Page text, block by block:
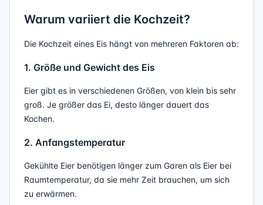
Warum variiert die Kochzeit?
Die Kochzeit eines Eis hängt von mehreren Faktoren ab:
1. Größe und Gewicht des Eis
Eier gibt es in verschiedenen Größen, von klein bis sehr
groß. Je größer das Ei, desto länger dauert das
Kochen.
2. Anfangstemperatur
Gekühlte Eier benötigen länger zum Garen als Eier bei
Raumtemperatur, da sie mehr Zeit brauchen, um sich
zu erwärmen.